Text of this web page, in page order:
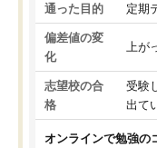
通った目的 定期
偏差値の変
化
上が
志望校の合
格
受験
出て
オンラインで勉強の